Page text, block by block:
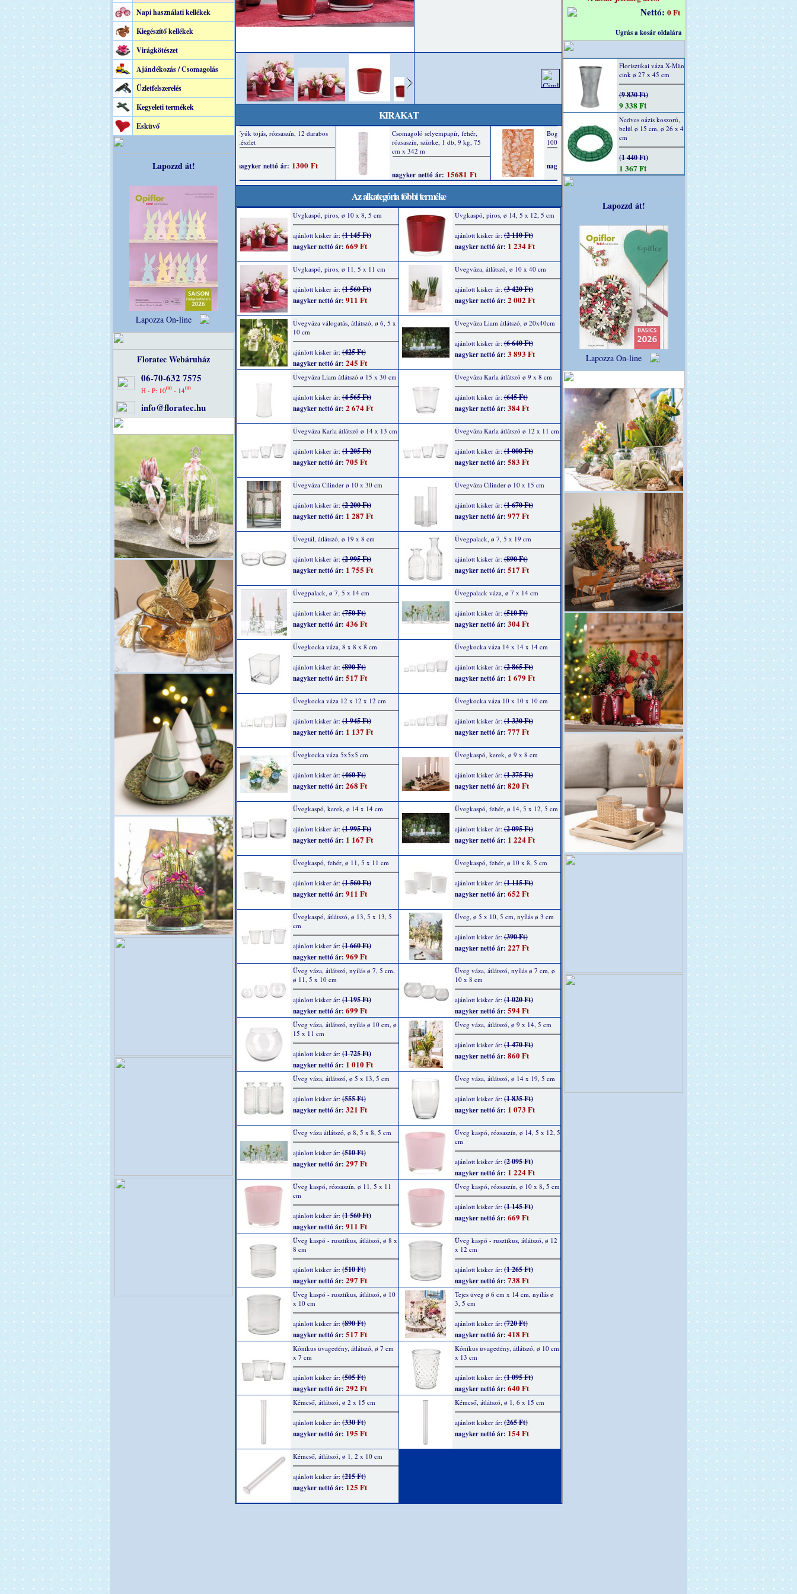
Napi használati kellékek
Kiegészítő kellékek
Virágkötészet
Ajándékozás / Csomagolás
Üzletfelszerelés
Kegyeleti termékek
Esküvő
Lapozzd át!
Lapozza On-line
Floratec Webáruház
06-70-632 7575
H - P: 1000 - 1400
info@floratec.hu
KIRAKAT
Az alkategória többi terméke
Üvgkaspó, piros, ø 10 x 8, 5 cm
ajánlott kisker ár:(1 145 Ft)
nagyker nettó ár: 669 Ft
Üvgkaspó, piros, ø 14, 5 x 12, 5 cm
ajánlott kisker ár:(2 110 Ft)
nagyker nettó ár: 1 234 Ft
Üvgkaspó, piros, ø 11, 5 x 11 cm
ajánlott kisker ár:(1 560 Ft)
nagyker nettó ár: 911 Ft
Üvegváza, átlátszó, ø 10 x 40 cm
ajánlott kisker ár:(3 420 Ft)
nagyker nettó ár: 2 002 Ft
Üvegváza válogatás, átlátszó, ø 6, 5 x
10 cm
ajánlott kisker ár:(425 Ft)
nagyker nettó ár: 245 Ft
Üvegváza Liam átlátszó, ø 20x40cm
ajánlott kisker ár:(6 640 Ft)
nagyker nettó ár: 3 893 Ft
Üvegváza Liam átlátszó ø 15 x 30 cm
ajánlott kisker ár:(4 565 Ft)
nagyker nettó ár: 2 674 Ft
Üvegváza Karla átlátszó ø 9 x 8 cm
ajánlott kisker ár:(645 Ft)
nagyker nettó ár: 384 Ft
Üvegváza Karla átlátszó ø 14 x 13 cm
ajánlott kisker ár:(1 205 Ft)
nagyker nettó ár: 705 Ft
Üvegváza Karla átlátszó ø 12 x 11 cm
ajánlott kisker ár:(1 000 Ft)
nagyker nettó ár: 583 Ft
Üvegváza Cilinder ø 10 x 30 cm
ajánlott kisker ár:(2 200 Ft)
nagyker nettó ár: 1 287 Ft
Üvegváza Cilinder ø 10 x 15 cm
ajánlott kisker ár:(1 670 Ft)
nagyker nettó ár: 977 Ft
Üvegtál, átlátszó, ø 19 x 8 cm
ajánlott kisker ár:(2 995 Ft)
nagyker nettó ár: 1 755 Ft
Üvegpalack, ø 7, 5 x 19 cm
ajánlott kisker ár:(890 Ft)
nagyker nettó ár: 517 Ft
Üvegpalack, ø 7, 5 x 14 cm
ajánlott kisker ár:(750 Ft)
nagyker nettó ár: 436 Ft
Üvegpalack váza, ø 7 x 14 cm
ajánlott kisker ár:(510 Ft)
nagyker nettó ár: 304 Ft
Üvegkocka váza, 8 x 8 x 8 cm
ajánlott kisker ár:(890 Ft)
nagyker nettó ár: 517 Ft
Üvegkocka váza 14 x 14 x 14 cm
ajánlott kisker ár:(2 865 Ft)
nagyker nettó ár: 1 679 Ft
Üvegkocka váza 12 x 12 x 12 cm
ajánlott kisker ár:(1 945 Ft)
nagyker nettó ár: 1 137 Ft
Üvegkocka váza 10 x 10 x 10 cm
ajánlott kisker ár:(1 330 Ft)
nagyker nettó ár: 777 Ft
Üvegkocka váza 5x5x5 cm
ajánlott kisker ár:(460 Ft)
nagyker nettó ár: 268 Ft
Üvegkaspó, kerek, ø 9 x 8 cm
ajánlott kisker ár:(1 375 Ft)
nagyker nettó ár: 820 Ft
Üvegkaspó, kerek, ø 14 x 14 cm
ajánlott kisker ár:(1 995 Ft)
nagyker nettó ár: 1 167 Ft
Üvegkaspó, fehér, ø 14, 5 x 12, 5 cm
ajánlott kisker ár:(2 095 Ft)
nagyker nettó ár: 1 224 Ft
Üvegkaspó, fehér, ø 11, 5 x 11 cm
ajánlott kisker ár:(1 560 Ft)
nagyker nettó ár: 911 Ft
Üvegkaspó, fehér, ø 10 x 8, 5 cm
ajánlott kisker ár:(1 115 Ft)
nagyker nettó ár: 652 Ft
Üvegkaspó, átlátszó, ø 13, 5 x 13, 5
cm
ajánlott kisker ár:(1 660 Ft)
nagyker nettó ár: 969 Ft
Üveg, ø 5 x 10, 5 cm, nyílás ø 3 cm
ajánlott kisker ár:(390 Ft)
nagyker nettó ár: 227 Ft
Üveg váza, átlátszó, nyílás ø 7, 5 cm,
ø 11, 5 x 10 cm
ajánlott kisker ár:(1 195 Ft)
nagyker nettó ár: 699 Ft
Üveg váza, átlátszó, nyílás ø 7 cm, ø
10 x 8 cm
ajánlott kisker ár:(1 020 Ft)
nagyker nettó ár: 594 Ft
Üveg váza, átlátszó, nyílás ø 10 cm, ø
15 x 11 cm
ajánlott kisker ár:(1 725 Ft)
nagyker nettó ár: 1 010 Ft
Üveg váza, átlátszó, ø 9 x 14, 5 cm
ajánlott kisker ár:(1 470 Ft)
nagyker nettó ár: 860 Ft
Üveg váza, átlátszó, ø 5 x 13, 5 cm
ajánlott kisker ár:(555 Ft)
nagyker nettó ár: 321 Ft
Üveg váza, átlátszó, ø 14 x 19, 5 cm
ajánlott kisker ár:(1 835 Ft)
nagyker nettó ár: 1 073 Ft
Üveg váza átlátszó, ø 8, 5 x 8, 5 cm
ajánlott kisker ár:(510 Ft)
nagyker nettó ár: 297 Ft
Üveg kaspó, rózsaszín, ø 14, 5 x 12, 5
cm
ajánlott kisker ár:(2 095 Ft)
nagyker nettó ár: 1 224 Ft
Üveg kaspó, rózsaszín, ø 11, 5 x 11
cm
ajánlott kisker ár:(1 560 Ft)
nagyker nettó ár: 911 Ft
Üveg kaspó, rózsaszín, ø 10 x 8, 5 cm
ajánlott kisker ár:(1 145 Ft)
nagyker nettó ár: 669 Ft
Üveg kaspó - rusztikus, átlátszó, ø 8 x
8 cm
ajánlott kisker ár:(510 Ft)
nagyker nettó ár: 297 Ft
Üveg kaspó - rusztikus, átlátszó, ø 12
x 12 cm
ajánlott kisker ár:(1 265 Ft)
nagyker nettó ár: 738 Ft
Üveg kaspó - rusztikus, átlátszó, ø 10
x 10 cm
ajánlott kisker ár:(890 Ft)
nagyker nettó ár: 517 Ft
Tejes üveg ø 6 cm x 14 cm, nyílás ø
3, 5 cm
ajánlott kisker ár:(720 Ft)
nagyker nettó ár: 418 Ft
Kónikus üvagedény, átlátszó, ø 7 cm
x 7 cm
ajánlott kisker ár:(505 Ft)
nagyker nettó ár: 292 Ft
Kónikus üvagedény, átlátszó, ø 10 cm
x 13 cm
ajánlott kisker ár:(1 095 Ft)
nagyker nettó ár: 640 Ft
Kémcső, átlátszó, ø 2 x 15 cm
ajánlott kisker ár:(330 Ft)
nagyker nettó ár: 195 Ft
Kémcső, átlátszó, ø 1, 6 x 15 cm
ajánlott kisker ár:(265 Ft)
nagyker nettó ár: 154 Ft
Kémcső, átlátszó, ø 1, 2 x 10 cm
ajánlott kisker ár:(215 Ft)
nagyker nettó ár: 125 Ft
Nettó: 0 Ft
Ugrás a kosár oldalára
Florisztikai váza X-Män
cink ø 27 x 45 cm
(9 830 Ft)
9 338 Ft
Nedves oázis koszorú,
belül ø 15 cm, ø 26 x 4
cm
(1 440 Ft)
1 367 Ft
Lapozzd át!
Lapozza On-line